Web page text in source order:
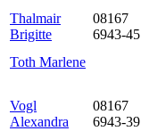
Thalmair
Brigitte
08167
6943-45
Toth Marlene
Vogl
Alexandra
08167
6943-39